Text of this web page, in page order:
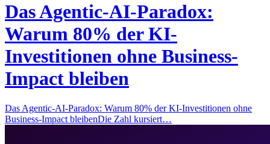
Das Agentic-AI-Paradox:
Warum 80% der KI-
Investitionen ohne Business-
Impact bleiben
Das Agentic-AI-Paradox: Warum 80% der KI-Investitionen ohne
Business-Impact bleibenDie Zahl kursiert…